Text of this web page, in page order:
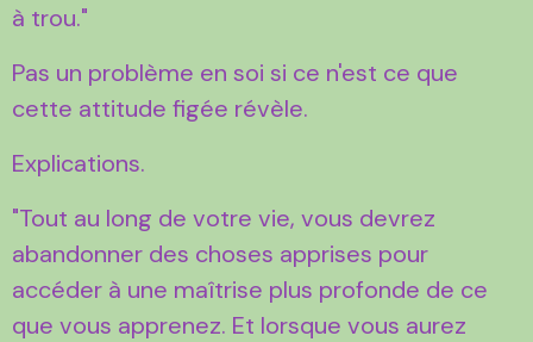
à trou."
Pas un problème en soi si ce n'est ce que
cette attitude figée révèle.
Explications.
"Tout au long de votre vie, vous devrez
abandonner des choses apprises pour
accéder à une maîtrise plus profonde de ce
que vous apprenez. Et lorsque vous aurez